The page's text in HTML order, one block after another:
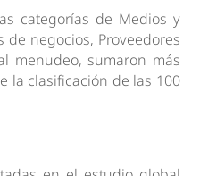
categorías de Medios y
de negocios, Proveedores
menudeo, sumaron más
la clasificación de las 100